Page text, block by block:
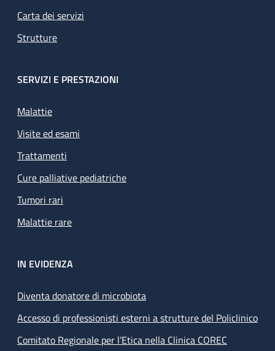
Carta dei servizi
Strutture
SERVIZI E PRESTAZIONI
Malattie
Visite ed esami
Trattamenti
Cure palliative pediatriche
Tumori rari
Malattie rare
IN EVIDENZA
Diventa donatore di microbiota
Accesso di professionisti esterni a strutture del Policlinico
Comitato Regionale per l’Etica nella Clinica COREC